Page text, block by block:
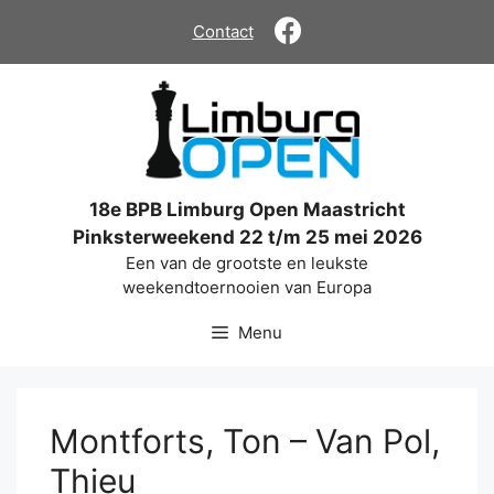
de
Contact
18e BPB Limburg Open Maastricht
Pinksterweekend 22 t/m 25 mei 2026
Een van de grootste en leukste
weekendtoernooien van Europa
Menu
Montforts, Ton – Van Pol,
Thieu